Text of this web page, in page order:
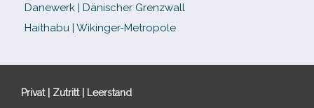
Danewerk | Dänischer Grenzwall
Haithabu | Wikinger-Metropole
Privat | Zutritt | Leerstand